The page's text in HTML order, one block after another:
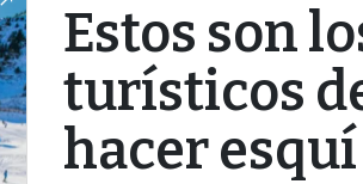
Estos son
turísticos
hacer